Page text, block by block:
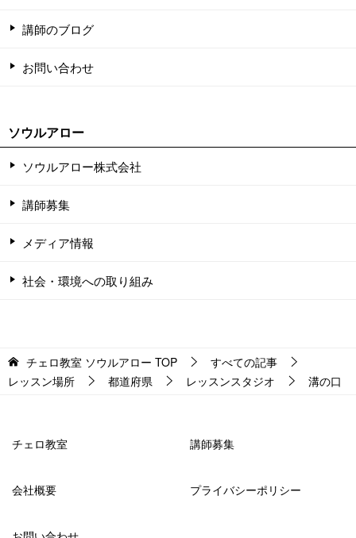
講師のブログ
お問い合わせ
ソウルアロー
ソウルアロー株式会社
講師募集
メディア情報
社会・環境への取り組み
チェロ教室 ソウルアロー TOP
すべての記事
レッスン場所
都道府県 レッスンスタジオ 溝の口
チェロ教室 講師募集
会社概要 プライバシーポリシー